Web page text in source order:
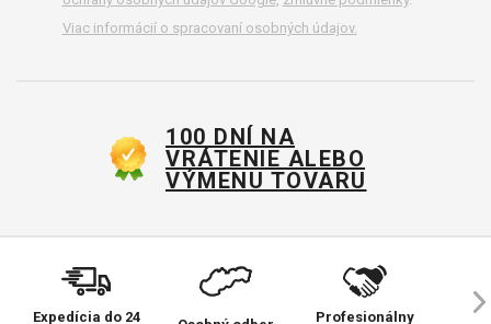
Viac informácií o spracovaní osobných údajov.
100 DNÍ NA
VRÁTENIE ALEBO
VÝMENU TOVARU
Expedícia do 24
Profesionálny